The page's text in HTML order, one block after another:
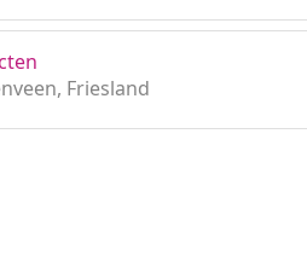
Friesland